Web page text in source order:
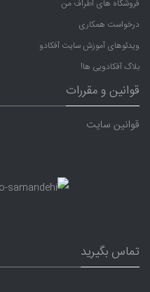
فروشگاه های اطراف من
درخواست همکاری
ویدئوهای آموزش سایت آفکادو
بلاگ آفکادویی ها!
قوانین و مقررات
قوانین سایت
تماس بگیرید